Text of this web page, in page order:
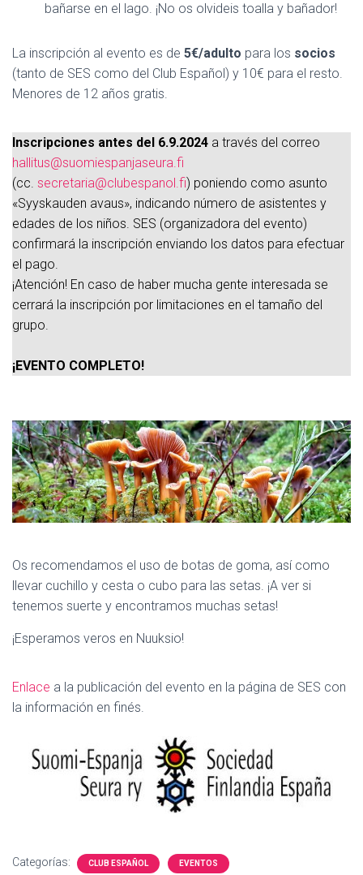
bañarse en el lago. ¡No os olvideis toalla y bañador!
La inscripción al evento es de 5€/adulto para los socios
(tanto de SES como del Club Español) y 10€ para el resto.
Menores de 12 años gratis.
Inscripciones antes del 6.9.2024 a través del correo
hallitus@suomiespanjaseura.fi
(cc. secretaria@clubespanol.fi) poniendo como asunto
«Syyskauden avaus», indicando número de asistentes y
edades de los niños. SES (organizadora del evento)
confirmará la inscripción enviando los datos para efectuar
el pago.
¡Atención! En caso de haber mucha gente interesada se
cerrará la inscripción por limitaciones en el tamaño del
grupo.
¡EVENTO COMPLETO!
Os recomendamos el uso de botas de goma, así como
llevar cuchillo y cesta o cubo para las setas. ¡A ver si
tenemos suerte y encontramos muchas setas!
¡Esperamos veros en Nuuksio!
Enlace a la publicación del evento en la página de SES con
la información en finés.
Categorías: CLUB ESPAÑOL EVENTOS